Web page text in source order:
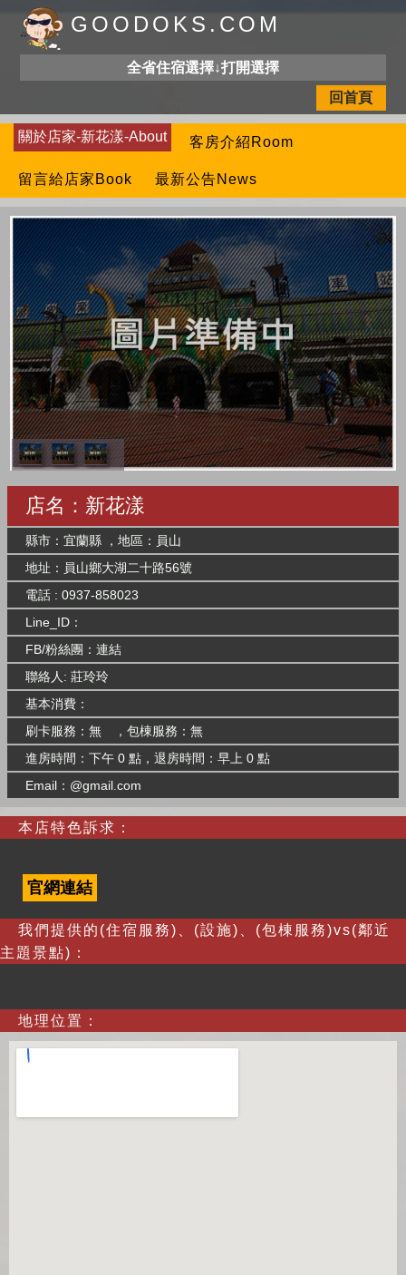
GOODOKS.COM
全省住宿選擇↓打開選擇
回首頁
關於店家-新花漾-About 客房介紹Room
留言給店家Book 最新公告News
店名：新花漾
縣市：宜蘭縣 ，地區：員山
地址：員山鄉大湖二十路56號
電話 : 0937-858023
Line_ID：
FB/粉絲團： 連結
聯絡人: 莊玲玲
基本消費：
刷卡服務：無 ，包棟服務：無
進房時間：下午 0 點，退房時間：早上 0 點
Email：@gmail.com
本店特色訴求：
官網連結
我們提供的(住宿服務)、(設施)、(包棟服務)vs(鄰近
主題景點)：
地理位置：